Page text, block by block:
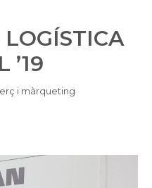
’19
i màrqueting